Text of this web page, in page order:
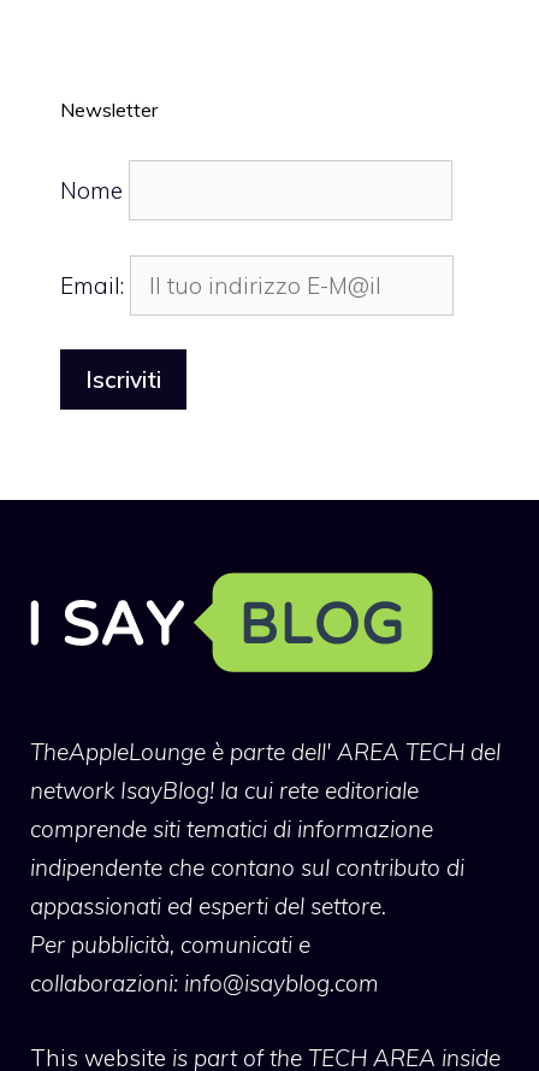
Newsletter
Nome
Email:
TheAppleLounge è parte dell' AREA TECH del
network IsayBlog! la cui rete editoriale
comprende siti tematici di informazione
indipendente che contano sul contributo di
appassionati ed esperti del settore.
Per pubblicità, comunicati e
collaborazioni: info@isayblog.com
This website is part of the TECH AREA inside